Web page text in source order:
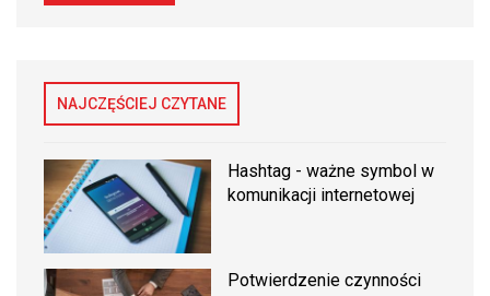
NAJCZĘŚCIEJ CZYTANE
Hashtag - ważne symbol w
komunikacji internetowej
Potwierdzenie czynności